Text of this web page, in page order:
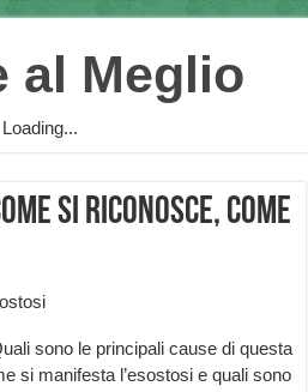
Loading...
si riconosce, come
sono le principali cause di questa
si manifesta l’esostosi e quali sono